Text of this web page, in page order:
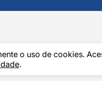
o uso de cookies.
.